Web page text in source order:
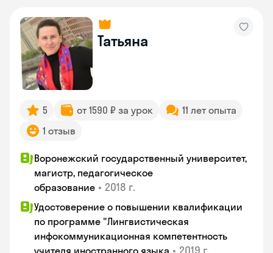
Татьяна
5 от 1590 ₽ за урок
11 лет опыта
1 отзыв
Воронежский государственный университет,
магистр, педагогическое
образование • 2018 г.
Удостоверение о повышении квалификации
по программе "Лингвистическая
инфокоммуникационная компетентность
учителя иностранного языка